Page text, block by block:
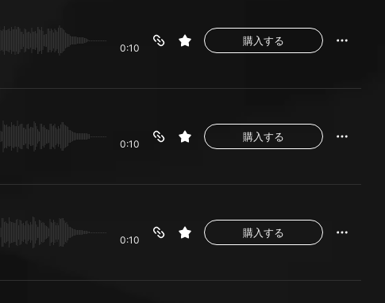
0:10
購入する
0:10
購入する
0:10
購入する